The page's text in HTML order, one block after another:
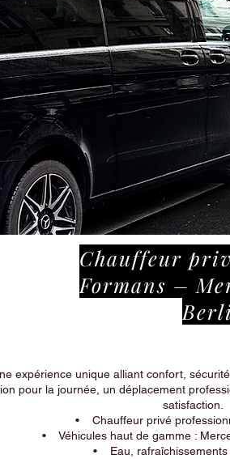
Chauffeur
Formans –
expérience unique alliant confort,
pour la journée, un déplacement
satisfaction.
• Chauffeur privé
• Véhicules haut de gamme :
• Eau, rafraîchissements